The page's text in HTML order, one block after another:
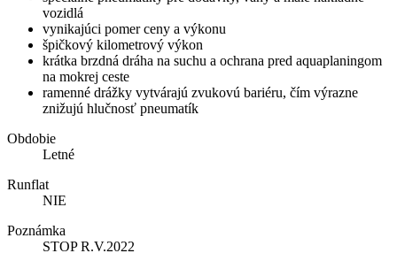
vozidlá
vynikajúci pomer ceny a výkonu
špičkový kilometrový výkon
krátka brzdná dráha na suchu a ochrana pred aquaplaningom
na mokrej ceste
ramenné drážky vytvárajú zvukovú bariéru, čím výrazne
znižujú hlučnosť pneumatík
Obdobie
Letné
Runflat
NIE
Poznámka
STOP R.V.2022